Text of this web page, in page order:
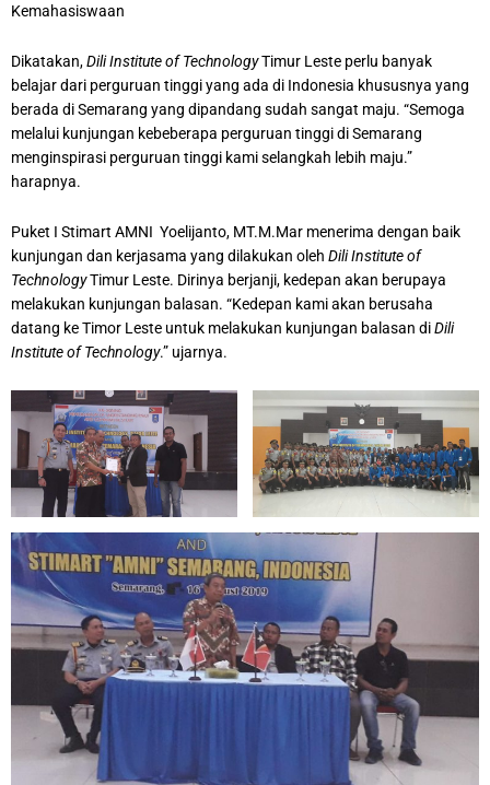
Kemahasiswaan
Dikatakan,Dili Institute of TechnologyTimur Leste perlu banyak
belajar dari perguruan tinggi yang ada di Indonesia khususnya yang
berada di Semarang yang dipandang sudah sangat maju. “Semoga
melalui kunjungan kebeberapa perguruan tinggi di Semarang
menginspirasi perguruan tinggi kami selangkah lebih maju.”
harapnya.
Puket I Stimart AMNI Yoelijanto, MT.M.Mar menerima dengan baik
kunjungan dan kerjasama yang dilakukan oleh Dili Institute of
TechnologyTimur Leste. Dirinya berjanji, kedepan akan berupaya
melakukan kunjungan balasan. “Kedepan kami akan berusaha
datang ke Timor Leste untuk melakukan kunjungan balasan diDili
Institute of Technology.” ujarnya.